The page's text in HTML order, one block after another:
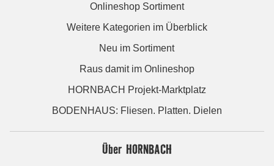
Onlineshop Sortiment
Weitere Kategorien im Überblick
Neu im Sortiment
Raus damit im Onlineshop
HORNBACH Projekt-Marktplatz
BODENHAUS: Fliesen. Platten. Dielen
Über HORNBACH